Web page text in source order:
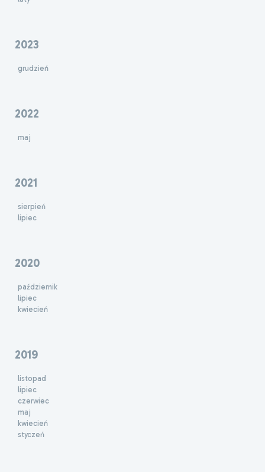
2023
grudzień
2022
maj
2021
sierpień
lipiec
2020
październik
lipiec
kwiecień
2019
listopad
lipiec
czerwiec
maj
kwiecień
styczeń